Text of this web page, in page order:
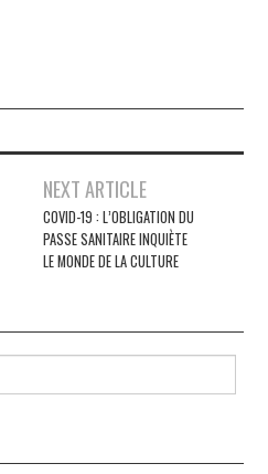
NEXT ARTICLE
COVID-19 : L’OBLIGATION DU
PASSE SANITAIRE INQUIÈTE
LE MONDE DE LA CULTURE